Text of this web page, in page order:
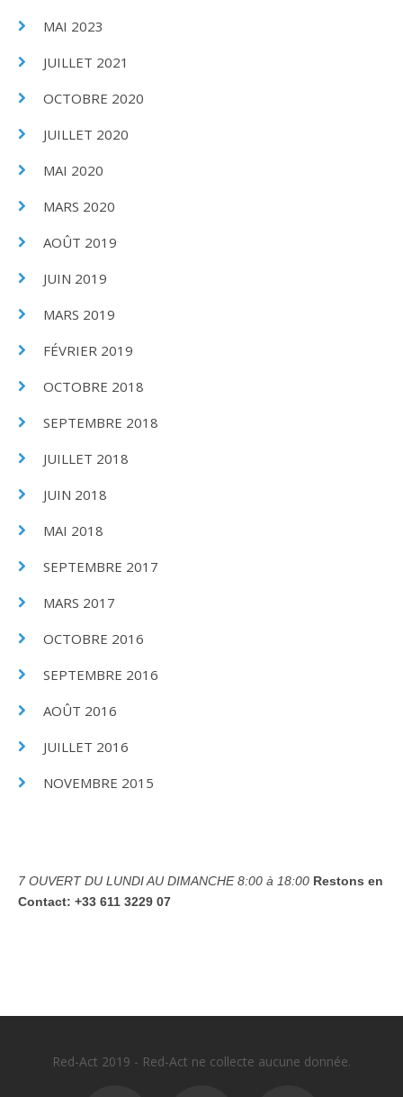
MAI 2023
JUILLET 2021
OCTOBRE 2020
JUILLET 2020
MAI 2020
MARS 2020
AOÛT 2019
JUIN 2019
MARS 2019
FÉVRIER 2019
OCTOBRE 2018
SEPTEMBRE 2018
JUILLET 2018
JUIN 2018
MAI 2018
SEPTEMBRE 2017
MARS 2017
OCTOBRE 2016
SEPTEMBRE 2016
AOÛT 2016
JUILLET 2016
NOVEMBRE 2015
7 OUVERT DU LUNDI AU DIMANCHE8:00 à 18:00 Restons en
Contact: +33 611 3229 07
Red-Act 2019 - Red-Act ne collecte aucune donnée.